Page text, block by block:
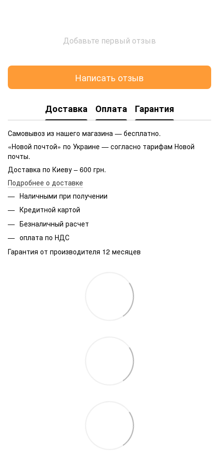
Добавьте первый отзыв
Написать отзыв
Доставка Оплата Гарантия
Самовывоз из нашего магазина — бесплатно.
«Новой почтой» по Украине — согласно тарифам Новой
почты.
Доставка по Киеву – 600 грн.
Подробнее о доставке
Наличными при получении
Кредитной картой
Безналичный расчет
оплата по НДС
Гарантия от производителя 12 месяцев